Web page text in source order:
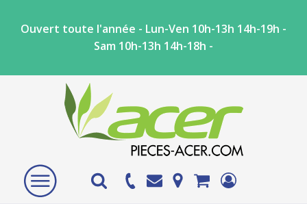
Ouvert toute l'année - Lun-Ven 10h-13h 14h-19h -
Sam 10h-13h 14h-18h -